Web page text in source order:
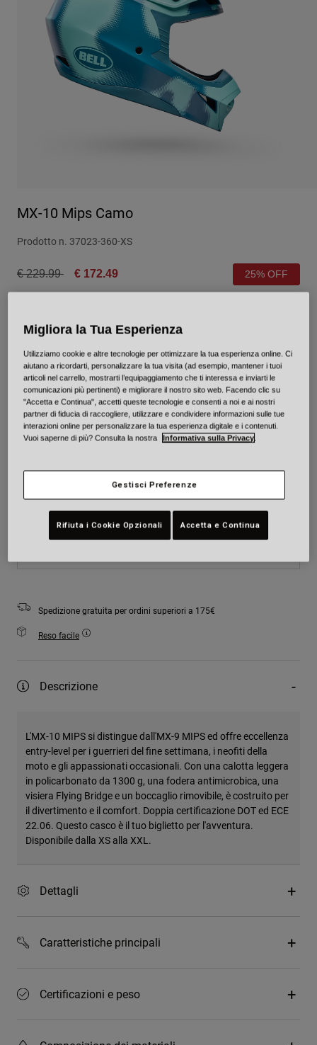
Adventure
Rétro
Città e Commuting
BMX
Ricambi
MX-10 Mips Camo
Prodotto n. 37023-360-XS
Price reduced from
€ 229.99to € 172.49 25% OFF
Colore -Mimetizzazione blu
selezionato
Taglia Tabella taglie
XS
selezionato
S M L XL 2XL
Spedizione gratuita per ordini superiori a 175€
Reso facile
Descrizione
L'MX-10 MIPS si distingue dall'MX-9 MIPS ed offre eccellenza
entry-level per i guerrieri del fine settimana, i neofiti della
moto e gli appassionati occasionali. Con una calotta leggera
in policarbonato da 1300 g, una fodera antimicrobica, una
visiera Flying Bridge e un boccaglio rimovibile, è costruito per
il divertimento e il comfort. Doppia certificazione DOT ed ECE
22.06. Questo casco è il tuo biglietto per l'avventura.
Disponibile dalla XS alla XXL.
Dettagli
Caratteristiche principali
Certificazioni e peso
Migliora la Tua Esperienza
Utilizziamo cookie e altre tecnologie per ottimizzare la tua esperienza online. Ci
aiutano a ricordarti, personalizzare la tua visita (ad esempio, mantener i tuoi
articoli nel carrello, mostrarti l’equipaggiamento che ti interessa e inviarti le
comunicazioni più pertinenti) e migliorare il nostro sito web. Facendo clic su
"Accetta e Continua", accetti queste tecnologie e consenti a noi e ai nostri
partner di fiducia di raccogliere, utilizzare e condividere informazioni sulle tue
interazioni online per personalizzare la tua esperienza digitale e i contenuti.
Vuoi saperne di più? Consulta la nostra
Informativa sulla Privacy.
Gestisci Preferenze
Rifiuta i Cookie Opzionali Accetta e Continua